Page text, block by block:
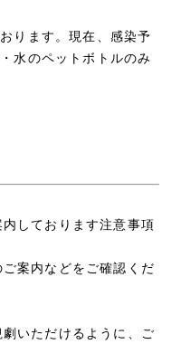
ります。現在、感染予
水のペットボトルのみ
しております注意事項
ご案内などをご確認くだ
いただけるように、ご